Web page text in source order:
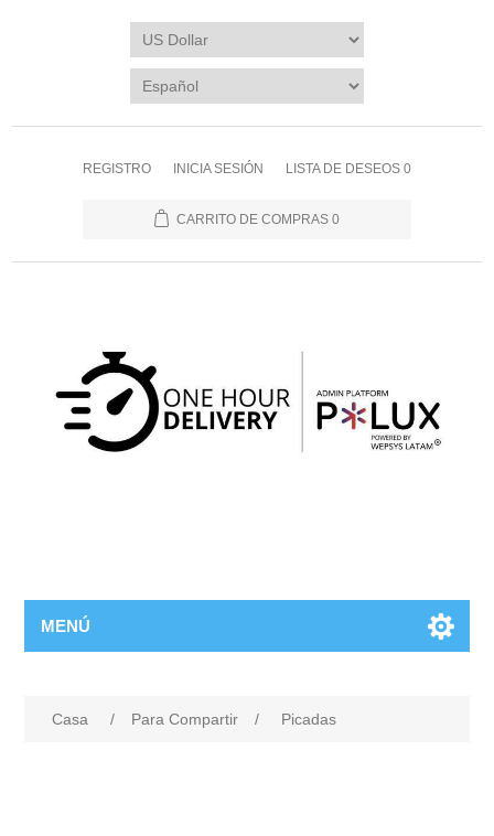
REGISTRO INICIA SESIÓN LISTA DE DESEOS 0
CARRITO DE COMPRAS 0
MENÚ
Casa / Para Compartir / Picadas